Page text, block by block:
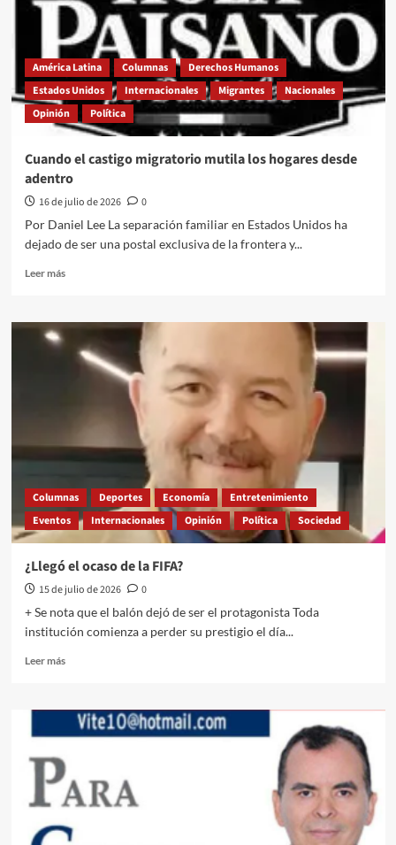
América Latina Columnas
Derechos Humanos
Estados Unidos
Internacionales Migrantes
Nacionales
Opinión
Política
Cuando el castigo migratorio mutila los hogares desde
adentro
16 de julio de 2026
0
Por Daniel Lee La separación familiar en Estados Unidos ha
dejado de ser una postal exclusiva de la frontera y...
Leer másLeer
Cuando
castigo
migratorio
adentro
Columnas Deportes Economía
Entretenimiento
Eventos
Internacionales Opinión Política Sociedad
¿Llegó el ocaso de la FIFA?
15 de julio de 2026
0
+ Se nota que el balón dejó de ser el protagonista Toda
institución comienza a perder su prestigio el día...
Leer másLeer
¿Llegó
ocaso
de
la
FIFA?